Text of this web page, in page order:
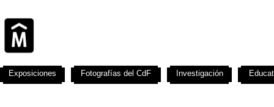
Exposiciones Fotografías del CdF Investigación